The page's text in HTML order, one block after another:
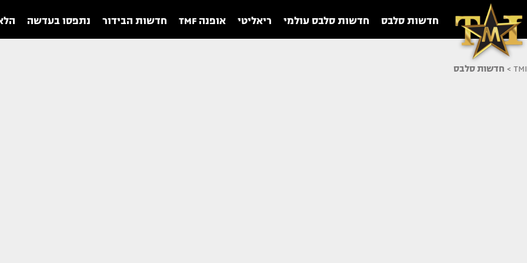
חדשות סלבס חדשות סלבס עולמי ריאליטי אופנה TMF חדשות הבידור נתפסו בעדשה
TMI
> חדשות סלבס